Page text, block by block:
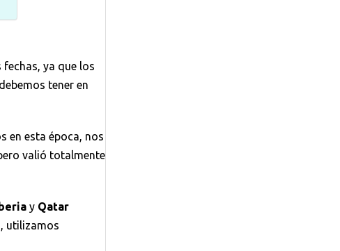
ya que los
tener en
en esta época, nos
valió totalmente
y Qatar
utilizamos